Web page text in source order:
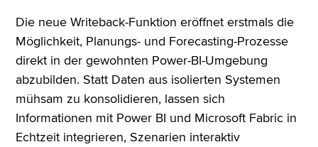
Die neue Writeback-Funktion eröffnet erstmals die
Möglichkeit, Planungs- und Forecasting-Prozesse
direkt in der gewohnten Power-BI-Umgebung
abzubilden. Statt Daten aus isolierten Systemen
mühsam zu konsolidieren, lassen sich
Informationen mit Power BI und Microsoft Fabric in
Echtzeit integrieren, Szenarien interaktiv